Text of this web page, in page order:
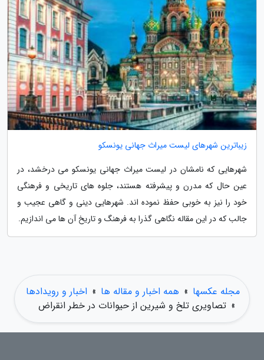
زیباترین شهرهای لیست میراث جهانی یونسکو
شهرهایی که نامشان در لیست میراث جهانی یونسکو می درخشد، در
عین حال که مدرن و پیشرفته هستند، جلوه های تاریخی و فرهنگی
خود را نیز به خوبی حفظ نموده اند. شهرهایی دینی و گاهی عجیب و
جالب که در این مقاله نگاهی گذرا به فرهنگ و تاریخ آن ها می اندازیم.
مجله عکسها » همه اخبار و مقاله ها » اخبار و رویدادها
» تصاویری تلخ و شیرین از حیوانات در خطر انقراض